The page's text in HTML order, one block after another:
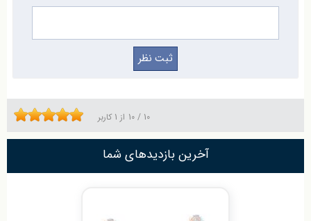
10 / 10 از 1 کاربر
آخرین بازدیدهای شما